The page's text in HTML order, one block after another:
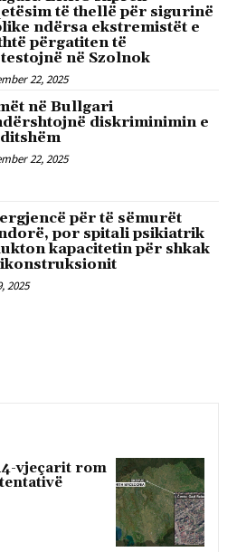
të thellë për sigurinë
ndërsa ekstremistët e
përgatiten të
në Szolnok
22, 2025
në Bullgari
diskriminimin e
22, 2025
për të sëmurët
por spitali psikiatrik
kapacitetin për shkak
2025
vjeçarit rom